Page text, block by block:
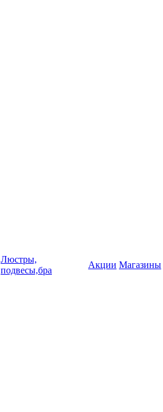
Люстры,
подвесы,бра
Акции Магазины